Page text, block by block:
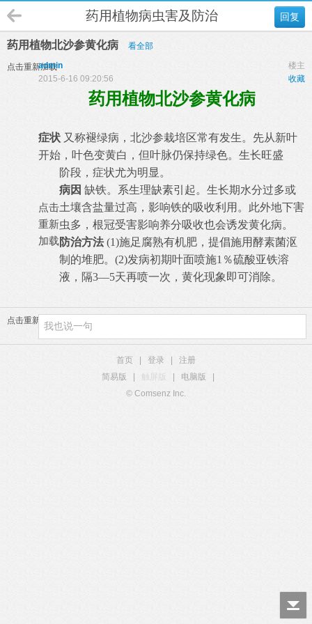
回复
药用植物病虫害及防治
药用植物北沙参黄化病 看全部
点击重新加载 楼主
admin
收藏
2015-6-16 09:20:56
药用植物北沙参黄化病
症状 又称褪绿病，北沙参栽培区常有发生。先从新叶
开始，叶色变黄白，但叶脉仍保持绿色。生长旺盛
点击
重新
加载
阶段，症状尤为明显。
病因 缺铁。系生理缺素引起。生长期水分过多或
土壤含盐量过高，影响铁的吸收利用。此外地下害
虫多，根冠受害影响养分吸收也会诱发黄化病。
防治方法(1)施足腐熟有机肥，提倡施用酵素菌沤
制的堆肥。(2)发病初期叶面喷施1％硫酸亚铁溶
液，隔3—5天再喷一次，黄化现象即可消除。
点击重新加载
首页 登录
注册
简易版
触屏版 电脑版
© Comsenz Inc.